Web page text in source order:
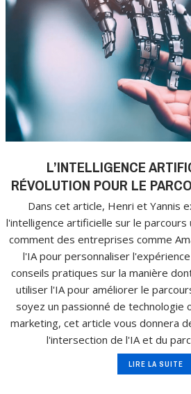
L’INTELLIGENCE
RÉVOLUTION POUR LE
Dans cet article, Henri et Yannis
l'intelligence artificielle sur le
comment des entreprises comme
l'IA pour personnaliser
conseils pratiques sur la manière
utiliser l'IA pour améliorer le
soyez un passionné de technologie
marketing, cet article vous donnera
l'intersection de l'IA et du
LIRE LA SUITE